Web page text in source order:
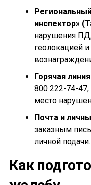
инспектор»
нарушения
геолокацией
Горячая
800 222-74-47,
место
Почта и
заказным
личной подачи.
Как